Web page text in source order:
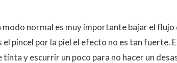
normal es muy importante bajar el flujo
el pincel por la piel el efecto no es tan fuerte.
tinta y escurrir un poco para no hacer un